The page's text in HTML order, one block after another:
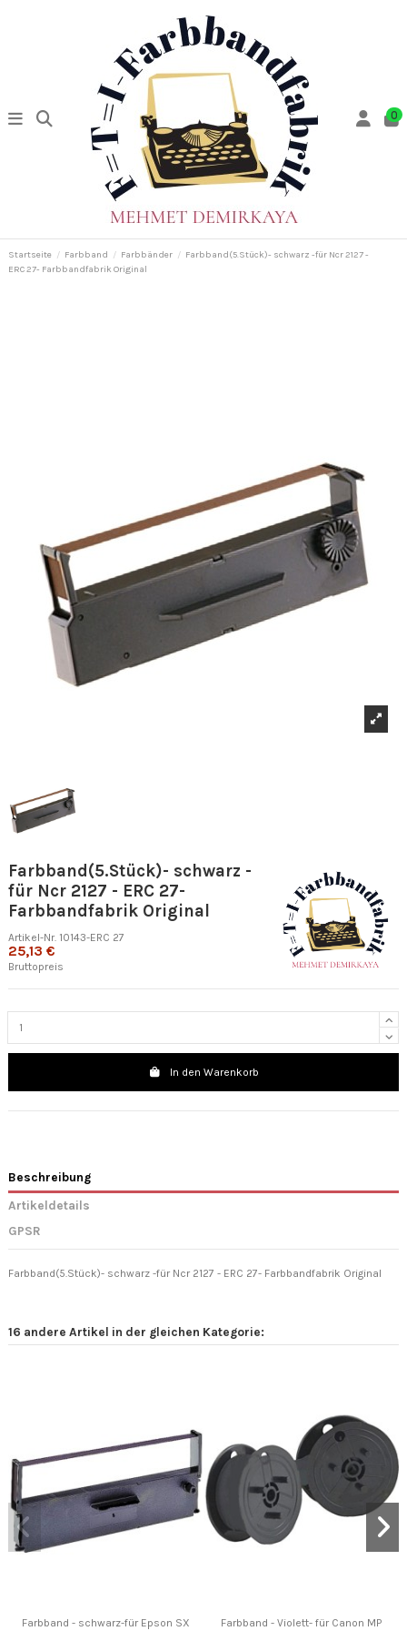
0
Startseite Farbband Farbbänder
Farbband(5.Stück)- schwarz -für Ncr 2127 -
ERC 27- Farbbandfabrik Original
Farbband(5.Stück)- schwarz -
für Ncr 2127 - ERC 27-
Farbbandfabrik Original
Artikel-Nr. 10143-ERC 27
25,13 €
Bruttopreis
In den Warenkorb
Beschreibung
Artikeldetails
GPSR
Farbband(5.Stück)- schwarz -für Ncr 2127 - ERC 27- Farbbandfabrik Original
16 andere Artikel in der gleichen Kategorie:
Farbband - schwarz-für Epson SX
Farbband - Violett- für Canon MP